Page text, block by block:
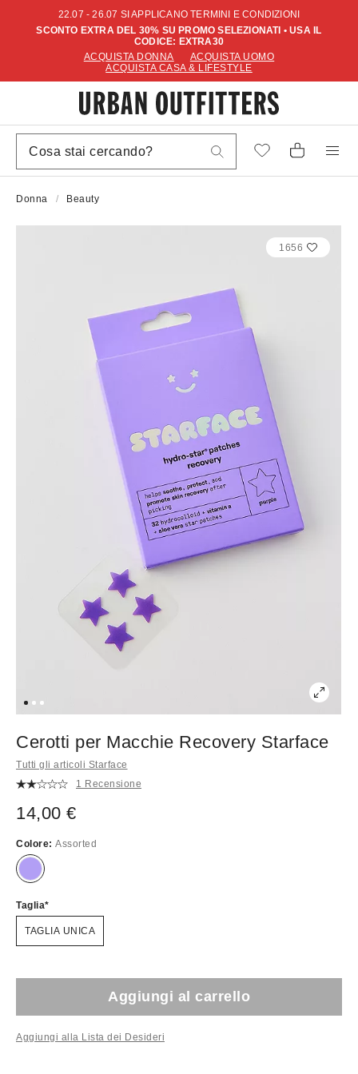
22.07 - 26.07 SI APPLICANO TERMINI E CONDIZIONI
SCONTO EXTRA DEL 30% SU PROMO SELEZIONATI • USA IL
CODICE: EXTRA30
ACQUISTA DONNA
ACQUISTA UOMO
ACQUISTA CASA & LIFESTYLE
Donna Beauty
1656
Cerotti per Macchie Recovery Starface
Tutti gli articoli Starface
1 Recensione
14,00 €
Colore: Assorted
Taglia
TAGLIA UNICA
Aggiungi al carrello
Aggiungi alla Lista dei Desideri